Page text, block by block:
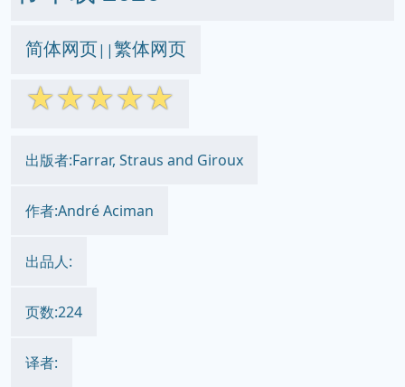
简体网页||繁体网页
☆☆☆☆☆
出版者:Farrar, Straus and Giroux
作者:André Aciman
出品人:
页数:224
译者: